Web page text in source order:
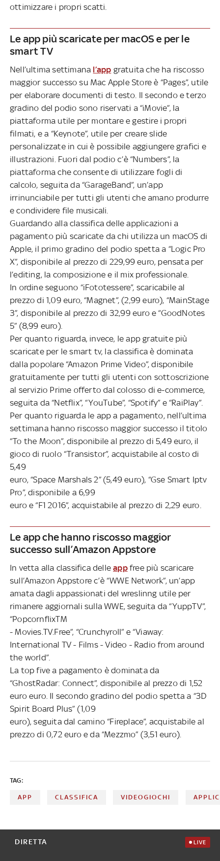
ottimizzare i propri scatti.
Le app più scaricate per macOS e per le
smart TV
Nell’ultima settimana l’app gratuita che ha riscosso
maggior successo su Mac Apple Store è “Pages”, utile
per elaborare documenti di testo. Il secondo e terzo
gradino del podio sono riservati a “iMovie”, la
piattaforma utile per montare e gestire i propri
filmati, e a “Keynote”, utile per creare slide
personalizzate in cui è possibile aggiungere grafici e
illustrazioni. Fuori dal podio c’è “Numbers”, la
piattaforma che consente di utilizzare fogli di
calcolo, seguita da “GarageBand”, un’app
irrinunciabile per tutti gli utenti che amano produrre
e condividere file musicali.
Guardando alla classifica delle applicazioni a
pagamento più scaricate da chi utilizza un macOS di
Apple, il primo gradino del podio spetta a “Logic Pro
X”, disponibile al prezzo di 229,99 euro, pensata per
l’editing, la composizione e il mix professionale.
In ordine seguono “iFototessere”, scaricabile al
prezzo di 1,09 euro, “Magnet”, (2,99 euro), “MainStage
3”, disponibile al prezzo di 32,99 euro e “GoodNotes
5” (8,99 euro).
Per quanto riguarda, invece, le app gratuite più
scaricate per le smart tv, la classifica è dominata
dalla popolare “Amazon Prime Video”, disponibile
gratuitamente per tutti gli utenti con sottoscrizione
al servizio Prime offerto dal colosso di e-commerce,
seguita da “Netflix”, “YouTube”, “Spotify” e “RaiPlay”.
Per quanto riguarda le app a pagamento, nell’ultima
settimana hanno riscosso maggior successo il titolo
“To the Moon”, disponibile al prezzo di 5,49 euro, il
gioco di ruolo “Transistor”, acquistabile al costo di
5,49
euro, “Space Marshals 2” (5,49 euro), “Gse Smart Iptv
Pro”, disponibile a 6,99
euro e “F1 2016”, acquistabile al prezzo di 2,29 euro.
Le app che hanno riscosso maggior
successo sull’Amazon Appstore
In vetta alla classifica delleappfree più scaricare
sull’Amazon Appstore c’è “WWE Network”, un’app
amata dagli appassionati del wreslinng utile per
rimanere aggiornali sulla WWE, seguita da “YuppTV”,
“PopcornflixTM
- Movies.TV.Free”, “Crunchyroll” e “Viaway:
International TV - Films - Video - Radio from around
the world”.
La top five a pagamento è dominata da
“GhostRadar: Connect”, disponibile al prezzo di 1,52
euro euro. Il secondo gradino del podio spetta a “3D
Spirit Board Plus” (1,09
euro), seguita dal camino “Fireplace”, acquistabile al
prezzo di 0,72 euro e da “Mezzmo” (3,51 euro).
TAG:
APP CLASSIFICA VIDEOGIOCHI
DIRETTA LIVE